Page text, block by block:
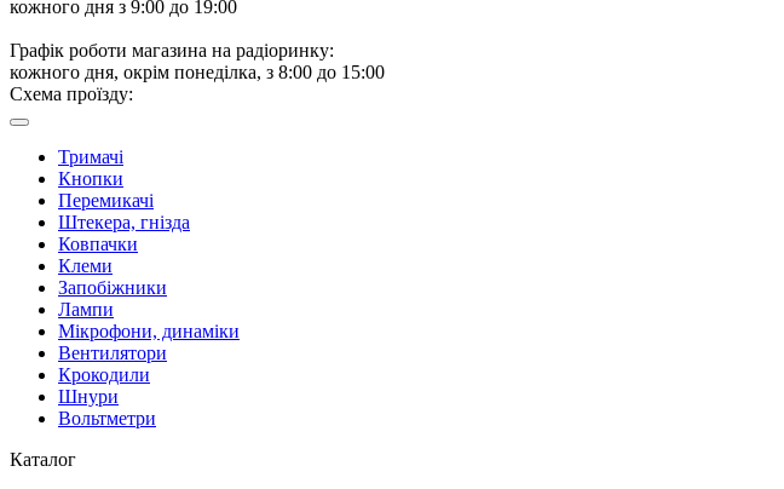
кожного дня з 9:00 до 19:00
Графік роботи магазина на радіоринку:
кожного дня, окрім понеділка, з 8:00 до 15:00
Схема проїзду:
Тримачі
Кнопки
Перемикачі
Штекера, гнізда
Ковпачки
Клеми
Запобіжники
Лампи
Мікрофони, динаміки
Вентилятори
Крокодили
Шнури
Вольтметри
Каталог